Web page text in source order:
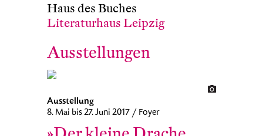
Haus des Buches
Literaturhaus Leipzig
Ausstellungen
Ausstellung
8. Mai bis 27. Juni 2017 / Foyer